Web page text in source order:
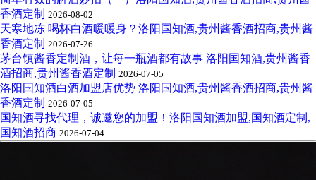
香酒定制 2026-08-02
天寒地冻 喝杯白酒暖暖身？洛阳国知酒,贵州酱香酒招商,贵州酱
香酒定制 2026-07-26
茅台镇酱香定制酒，让每一瓶酒都有故事 洛阳国知酒,贵州酱香
酒招商,贵州酱香酒定制 2026-07-05
洛阳国知酒白酒加盟店优势 洛阳国知酒,贵州酱香酒招商,贵州酱
香酒定制 2026-07-05
国知酒寻找代理，诚邀您的加盟！洛阳国知酒加盟,国知酒定制,
国知酒招商 2026-07-04